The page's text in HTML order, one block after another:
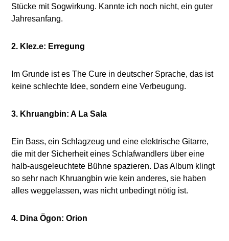
Stücke mit Sogwirkung. Kannte ich noch nicht, ein guter
Jahresanfang.
2. Klez.e: Erregung
Im Grunde ist es The Cure in deutscher Sprache, das ist
keine schlechte Idee, sondern eine Verbeugung.
3. Khruangbin: A La Sala
Ein Bass, ein Schlagzeug und eine elektrische Gitarre,
die mit der Sicherheit eines Schlafwandlers über eine
halb-ausgeleuchtete Bühne spazieren. Das Album klingt
so sehr nach Khruangbin wie kein anderes, sie haben
alles weggelassen, was nicht unbedingt nötig ist.
4. Dina Ögon: Orion